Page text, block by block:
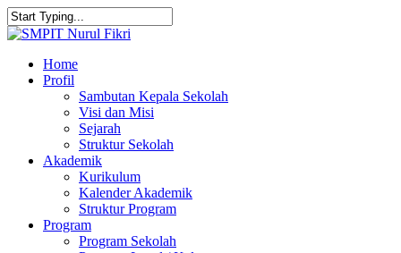
Skip
to
content
Close
search
Menu
Home
Profil
Sambutan Kepala Sekolah
Visi dan Misi
Sejarah
Struktur Sekolah
Akademik
Kurikulum
Kalender Akademik
Struktur Program
Program
Program Sekolah